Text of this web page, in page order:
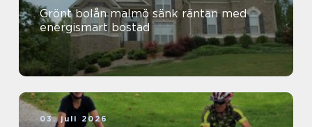
Grönt bolån malmö sänk räntan med
energismart bostad
03. juli 2026